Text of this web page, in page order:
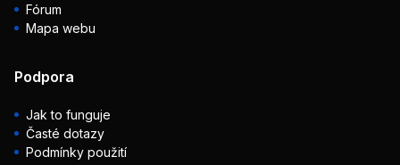
Fórum
Mapa webu
Podpora
Jak to funguje
Časté dotazy
Podmínky použití